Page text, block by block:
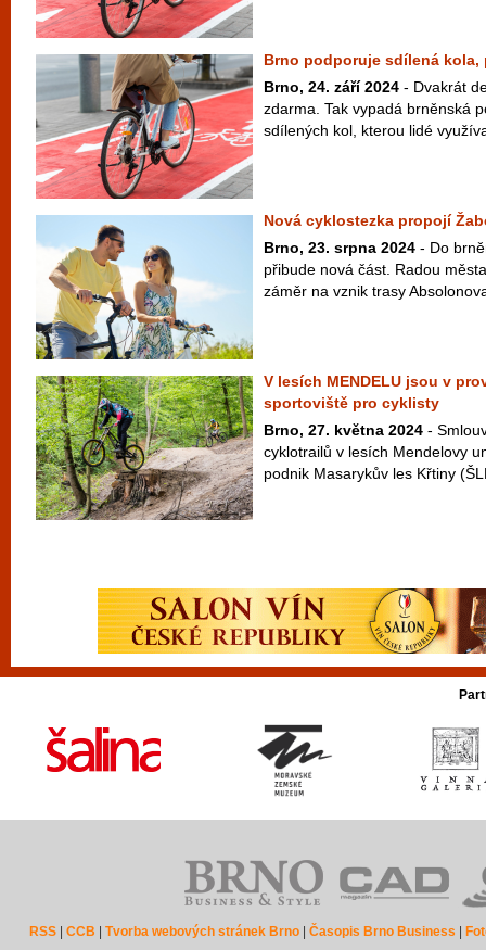
Brno podporuje sdílená kola,
Brno, 24. září 2024 - Dvakrát
zdarma. Tak vypadá brněnská
sdílených kol, kterou lidé
Nová cyklostezka propojí
Brno, 23. srpna 2024 - Do
přibude nová část. Radou
záměr na vznik trasy
V lesích MENDELU jsou v
sportoviště pro cyklisty
Brno, 27. května 2024 -
cyklotrailů v lesích Mendelovy
podnik Masarykův les Křtiny
RSS |CCB |Tvorba webových stránek Brno |Časopis Brno Business